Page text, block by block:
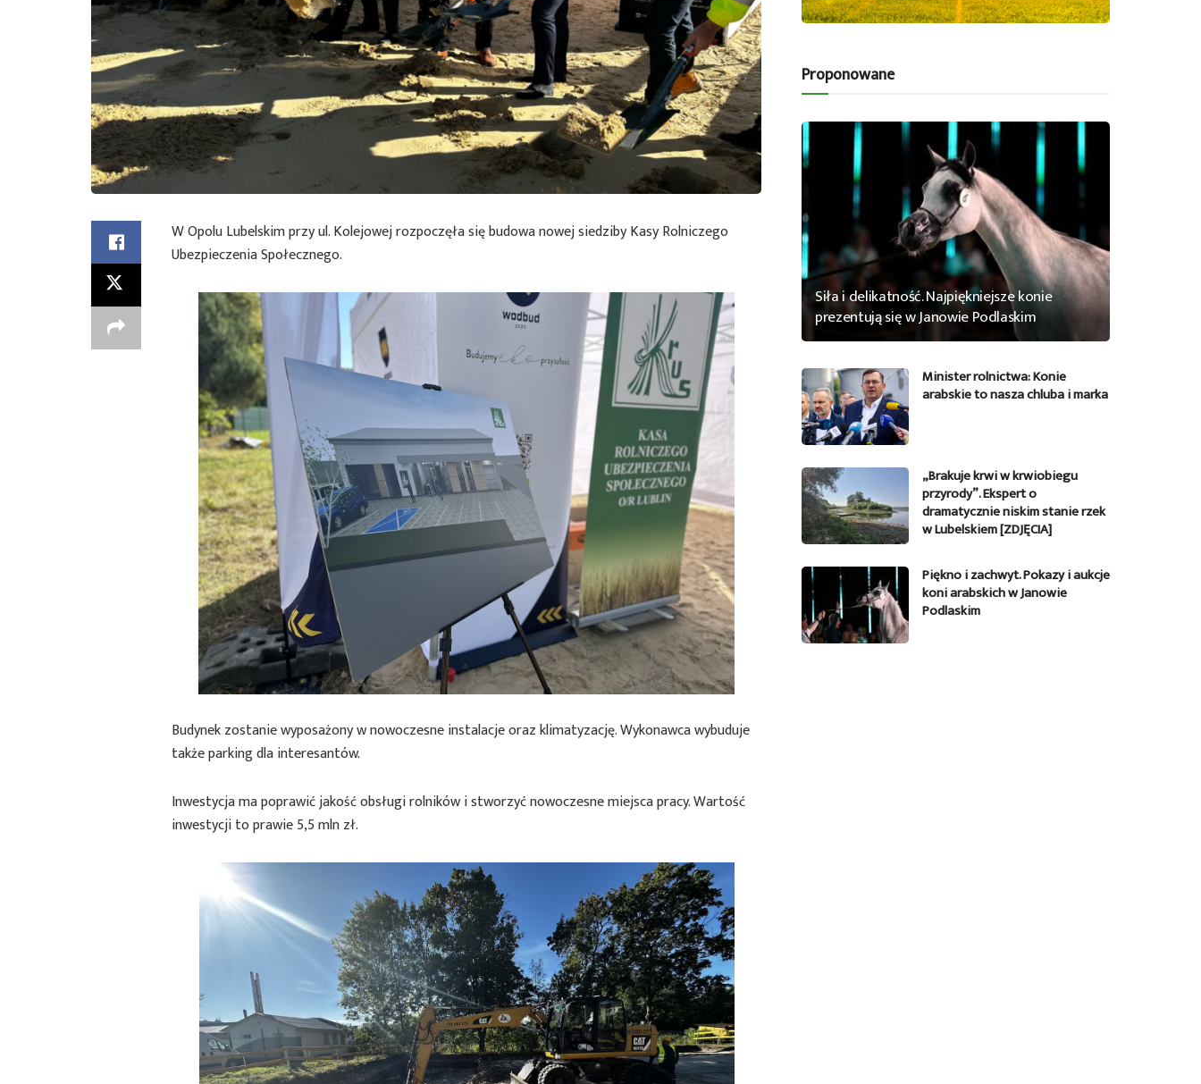
W Opolu Lubelskim przy ul. Kolejowej rozpoczęła się budowa nowej siedziby Kasy Rolniczego
Ubezpieczenia Społecznego.
Budynek zostanie wyposażony w nowoczesne instalacje oraz klimatyzację. Wykonawca wybuduje
także parking dla interesantów.
Inwestycja ma poprawić jakość obsługi rolników i stworzyć nowoczesne miejsca pracy. Wartość
inwestycji to prawie 5,5 mln zł.
Proponowane
Siła i delikatność. Najpiękniejsze konie
prezentują się w Janowie Podlaskim
Minister rolnictwa: Konie
arabskie to nasza chluba i marka
„Brakuje krwi w krwiobiegu
przyrody”. Ekspert o
dramatycznie niskim stanie rzek
w Lubelskiem [ZDJĘCIA]
Piękno i zachwyt. Pokazy i aukcje
koni arabskich w Janowie
Podlaskim